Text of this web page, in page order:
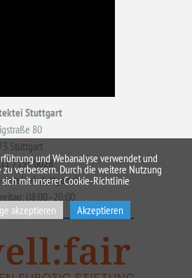
Stuttgart
80
Stuttgart
7153 0028
detektei-stuttgart.de
08:00–20:00
und Webanalyse verwendet und
verbessern. Durch die weitere Nutzung
mit unserer Cookie-Richtlinie
akzeptieren
Akzeptieren